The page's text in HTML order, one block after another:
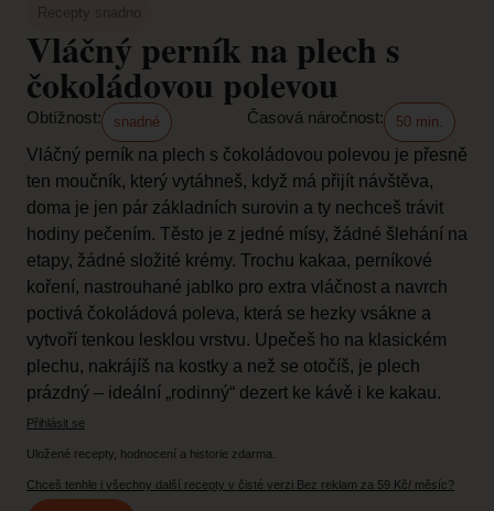
Recepty snadno
Vláčný perník na plech s
čokoládovou polevou
Obtížnost: snadné Časová náročnost: 50 min.
Vláčný perník na plech s čokoládovou polevou je přesně
ten moučník, který vytáhneš, když má přijít návštěva,
doma je jen pár základních surovin a ty nechceš trávit
hodiny pečením. Těsto je z jedné mísy, žádné šlehání na
etapy, žádné složité krémy. Trochu kakaa, perníkové
koření, nastrouhané jablko pro extra vláčnost a navrch
poctivá čokoládová poleva, která se hezky vsákne a
vytvoří tenkou lesklou vrstvu. Upečeš ho na klasickém
plechu, nakrájíš na kostky a než se otočíš, je plech
prázdný – ideální „rodinný“ dezert ke kávě i ke kakau.
Přihlásit se
Uložené recepty, hodnocení a historie zdarma.
Chceš tenhle i všechny další recepty v čisté verzi Bez reklam za 59 Kč/ měsíc?